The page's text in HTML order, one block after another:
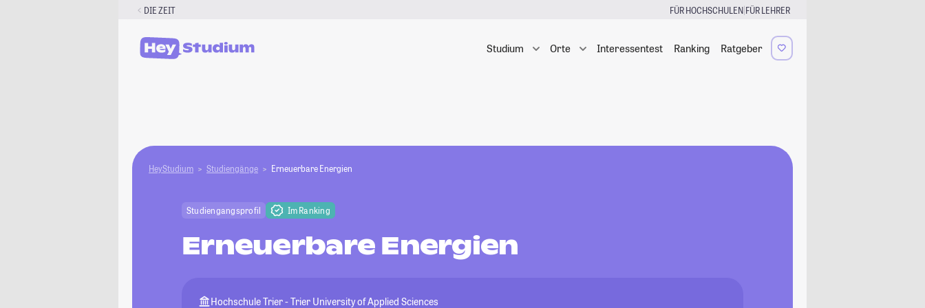
DIE ZEIT FÜR HOCHSCHULEN|FÜR LEHRER
Studium Orte Interessentest Ranking Ratgeber
HeyStudium Studiengänge Erneuerbare Energien
Studiengangsprofil Im Ranking
Erneuerbare Energien
Hochschule Trier - Trier University of Applied Sciences